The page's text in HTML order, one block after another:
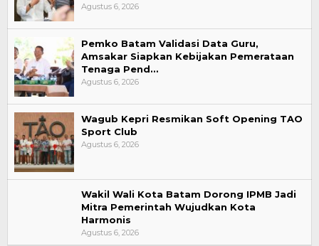
Agustus 6, 2026
Pemko Batam Validasi Data Guru,
Amsakar Siapkan Kebijakan Pemerataan
Tenaga Pend…
Agustus 6, 2026
Wagub Kepri Resmikan Soft Opening TAO
Sport Club
Agustus 6, 2026
Wakil Wali Kota Batam Dorong IPMB Jadi
Mitra Pemerintah Wujudkan Kota
Harmonis
Agustus 6, 2026